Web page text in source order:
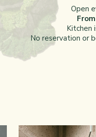
Open
Kitchen
No reservation or